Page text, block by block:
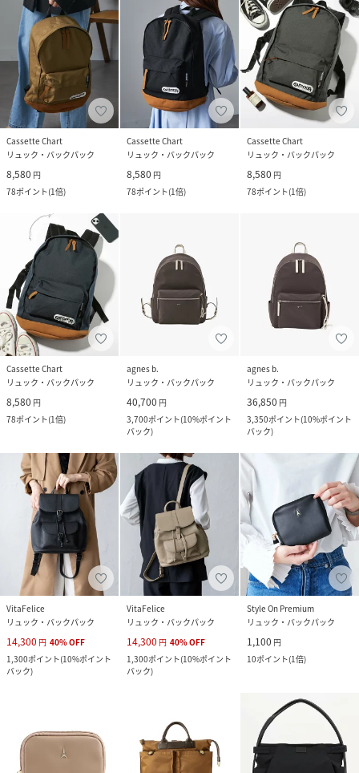
Cassette Chart
リュック・バックパック
8,580 円
78ポイント(1倍)
Cassette Chart
リュック・バックパック
8,580 円
78ポイント(1倍)
Cassette Chart
リュック・バックパック
8,580 円
78ポイント(1倍)
Cassette Chart
リュック・バックパック
8,580 円
78ポイント(1倍)
agnes b.
リュック・バックパック
40,700 円
3,700ポイント(10%ポイント
バック)
agnes b.
リュック・バックパック
36,850 円
3,350ポイント(10%ポイント
バック)
VitaFelice
リュック・バックパック
14,300 円 40%OFF
1,300ポイント(10%ポイント
バック)
VitaFelice
リュック・バックパック
14,300 円 40%OFF
1,300ポイント(10%ポイント
バック)
Style On Premium
リュック・バックパック
1,100 円
10ポイント(1倍)